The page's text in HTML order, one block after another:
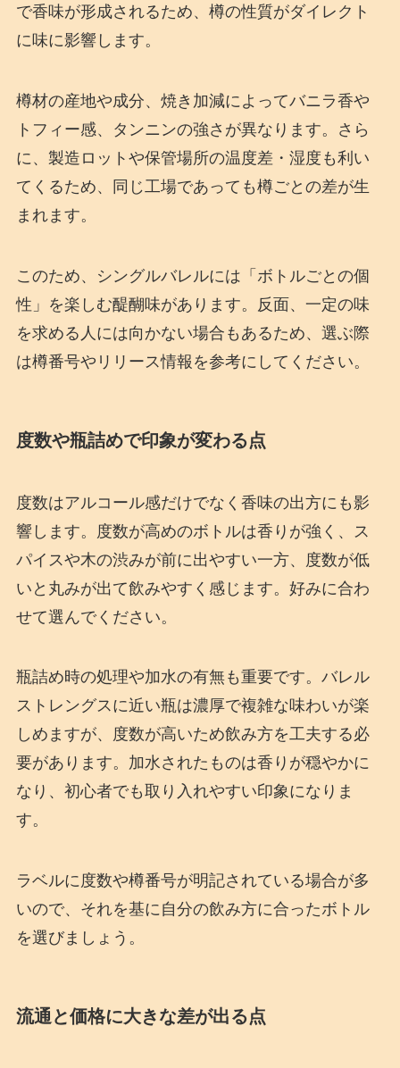
で香味が形成されるため、樽の性質がダイレクト
に味に影響します。
樽材の産地や成分、焼き加減によってバニラ香や
トフィー感、タンニンの強さが異なります。さら
に、製造ロットや保管場所の温度差・湿度も利い
てくるため、同じ工場であっても樽ごとの差が生
まれます。
このため、シングルバレルには「ボトルごとの個
性」を楽しむ醍醐味があります。反面、一定の味
を求める人には向かない場合もあるため、選ぶ際
は樽番号やリリース情報を参考にしてください。
度数や瓶詰めで印象が変わる点
度数はアルコール感だけでなく香味の出方にも影
響します。度数が高めのボトルは香りが強く、ス
パイスや木の渋みが前に出やすい一方、度数が低
いと丸みが出て飲みやすく感じます。好みに合わ
せて選んでください。
瓶詰め時の処理や加水の有無も重要です。バレル
ストレングスに近い瓶は濃厚で複雑な味わいが楽
しめますが、度数が高いため飲み方を工夫する必
要があります。加水されたものは香りが穏やかに
なり、初心者でも取り入れやすい印象になりま
す。
ラベルに度数や樽番号が明記されている場合が多
いので、それを基に自分の飲み方に合ったボトル
を選びましょう。
流通と価格に大きな差が出る点